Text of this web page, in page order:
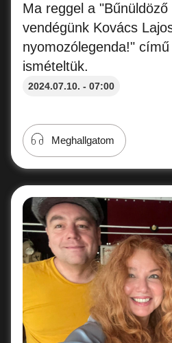
Ma reggel a
vendégünk Kovács
nyomozólegenda!"
ismételtük.
2024.07.10. - 07:00
Meghallgatom